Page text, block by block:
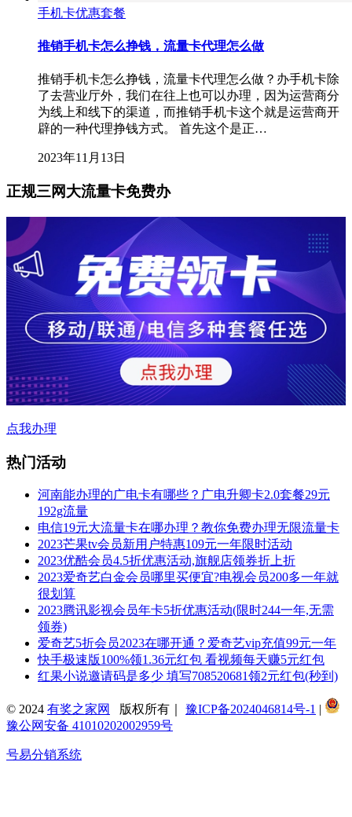
手机卡优惠套餐
推销手机卡怎么挣钱，流量卡代理怎么做
推销手机卡怎么挣钱，流量卡代理怎么做？办手机卡除
了去营业厅外，我们在往上也可以办理，因为运营商分
为线上和线下的渠道，而推销手机卡这个就是运营商开
辟的一种代理挣钱方式。 首先这个是正…
2023年11月13日
正规三网大流量卡免费办
点我办理
热门活动
河南能办理的广电卡有哪些？广电升卿卡2.0套餐29元
192g流量
电信19元大流量卡在哪办理？教你免费办理无限流量卡
2023芒果tv会员新用户特惠109元一年限时活动
2023优酷会员4.5折优惠活动,旗舰店领券折上折
2023爱奇艺白金会员哪里买便宜?电视会员200多一年就
很划算
2023腾讯影视会员年卡5折优惠活动(限时244一年,无需
领券)
爱奇艺5折会员2023在哪开通？爱奇艺vip充值99元一年
快手极速版100%领1.36元红包 看视频每天赚5元红包
红果小说邀请码是多少 填写708520681领2元红包(秒到)
© 2024 有奖之家网 版权所有｜ 豫ICP备2024046814号-1 |
豫公网安备 41010202002959号
号易分销系统